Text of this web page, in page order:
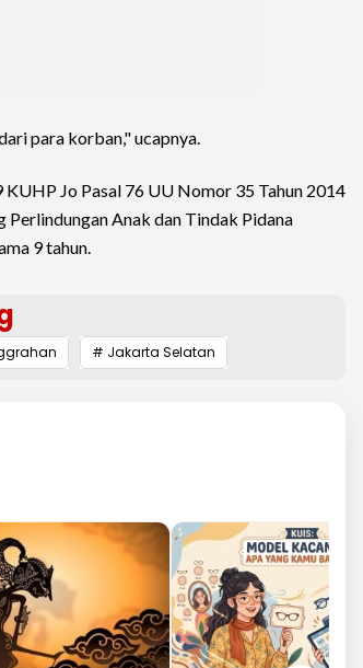
para korban," ucapnya.
Jo Pasal 76 UU Nomor 35 Tahun 2014
Anak dan Tindak Pidana
9 tahun.
# Jakarta Selatan